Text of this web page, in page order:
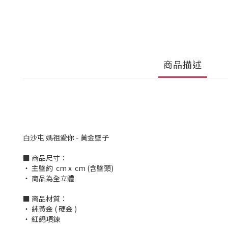
商品描述
白沙屯 媽祖愛你 - 黃金墜子
■ 商品尺寸：
‧ 主墜約 cm x cm (含墜頭)
‧ 商品為全立體
■ 商品材質：
‧ 純黃金 ( 硬金 )
‧ 紅繩項鍊